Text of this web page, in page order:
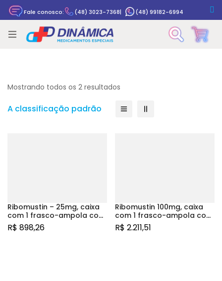
Fale conosco: (48) 3023-7368| (48) 99182-6994
Rastrear pedido
Mostrando todos os 2 resultados
A classificação padrão
Ribomustin – 25mg, caixa
com 1 frasco-ampola com
pó para solução de uso
intravenoso
R$ 898,26
Ribomustin 100mg, caixa
com 1 frasco-ampola com
pó para solução de uso
intravenoso
R$ 2.211,51